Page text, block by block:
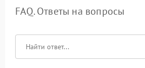
FAQ. Ответы на вопросы